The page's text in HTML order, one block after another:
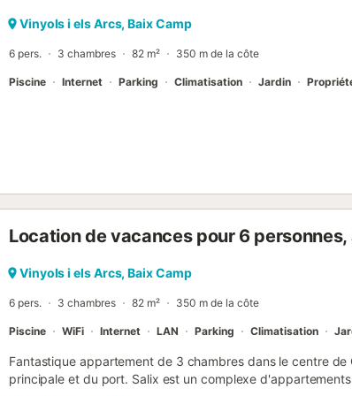
de la mer, dispose de 7 kilomètres de plages, aussi pour
Vinyols i els Arcs, Baix Camp
6 pers. 3 chambres 82 m² 350 m de la côte
Piscine Internet Parking Climatisation Jardin
Location de vacances pour 6
Vinyols i els Arcs, Baix Camp
6 pers. 3 chambres 82 m² 350 m de la côte
Piscine WiFi Internet LAN Parking Climatisation
Fantastique appartement de 3 chambres dans le centre
principale et du port. Salix est un complexe